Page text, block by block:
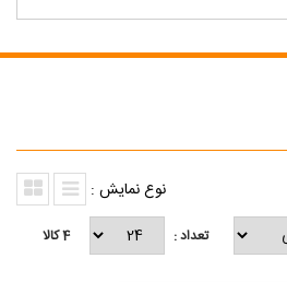
نوع نمایش :
تعداد : 4کالا